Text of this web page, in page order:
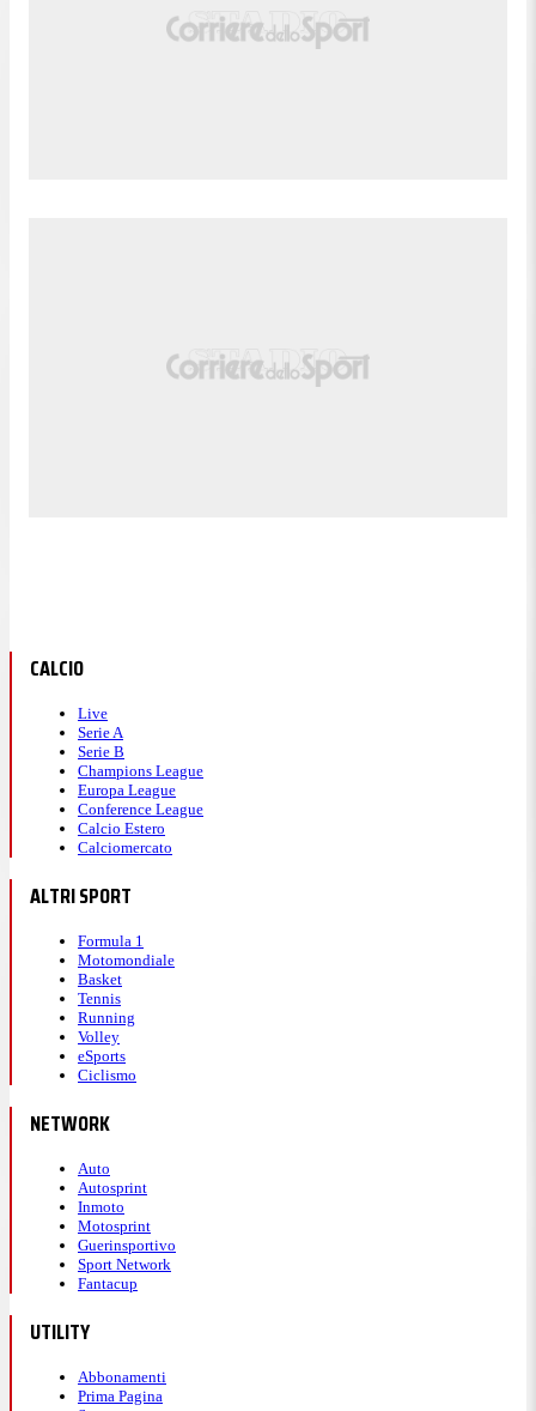
CALCIO
Live
Serie A
Serie B
Champions League
Europa League
Conference League
Calcio Estero
Calciomercato
ALTRI SPORT
Formula 1
Motomondiale
Basket
Tennis
Running
Volley
eSports
Ciclismo
NETWORK
Auto
Autosprint
Inmoto
Motosprint
Guerinsportivo
Sport Network
Fantacup
UTILITY
Abbonamenti
Prima Pagina